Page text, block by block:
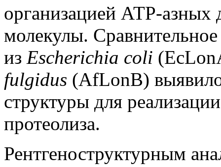
организацией АТР-азных
молекулы.
из Escherichia coli
fulgidus (AfLonВ)
структуры для
протеолиза.
Рентгеноструктурным